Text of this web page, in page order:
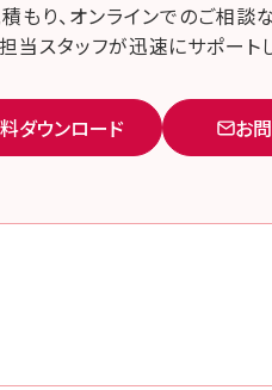
もり、オンラインでのご相談
担当スタッフが迅速にサポート
ダウンロード お